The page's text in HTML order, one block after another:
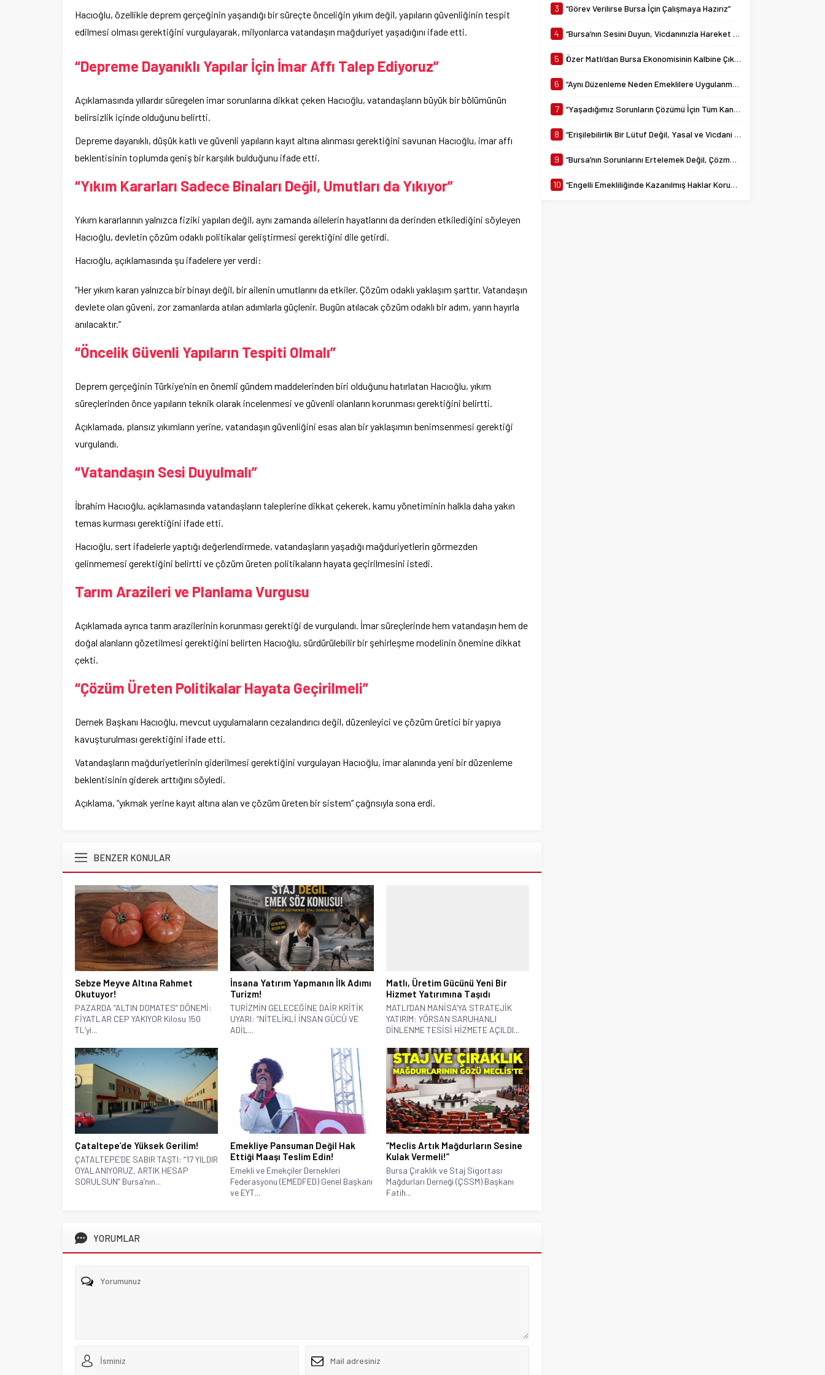
Hacıoğlu, özellikle deprem gerçeğinin yaşandığı bir süreçte önceliğin yıkım değil, yapıların güvenliğinin tespit
edilmesi olması gerektiğini vurgulayarak, milyonlarca vatandaşın mağduriyet yaşadığını ifade etti.
“Depreme Dayanıklı Yapılar İçin İmar Affı Talep Ediyoruz”
Açıklamasında yıllardır süregelen imar sorunlarına dikkat çeken Hacıoğlu, vatandaşların büyük bir bölümünün
belirsizlik içinde olduğunu belirtti.
Depreme dayanıklı, düşük katlı ve güvenli yapıların kayıt altına alınması gerektiğini savunan Hacıoğlu, imar affı
beklentisinin toplumda geniş bir karşılık bulduğunu ifade etti.
“Yıkım Kararları Sadece Binaları Değil, Umutları da Yıkıyor”
Yıkım kararlarının yalnızca fiziki yapıları değil, aynı zamanda ailelerin hayatlarını da derinden etkilediğini söyleyen
Hacıoğlu, devletin çözüm odaklı politikalar geliştirmesi gerektiğini dile getirdi.
Hacıoğlu, açıklamasında şu ifadelere yer verdi:
“Her yıkım kararı yalnızca bir binayı değil, bir ailenin umutlarını da etkiler. Çözüm odaklı yaklaşım şarttır. Vatandaşın
devlete olan güveni, zor zamanlarda atılan adımlarla güçlenir. Bugün atılacak çözüm odaklı bir adım, yarın hayırla
anılacaktır.”
“Öncelik Güvenli Yapıların Tespiti Olmalı”
Deprem gerçeğinin Türkiye’nin en önemli gündem maddelerinden biri olduğunu hatırlatan Hacıoğlu, yıkım
süreçlerinden önce yapıların teknik olarak incelenmesi ve güvenli olanların korunması gerektiğini belirtti.
Açıklamada, plansız yıkımların yerine, vatandaşın güvenliğini esas alan bir yaklaşımın benimsenmesi gerektiği
vurgulandı.
“Vatandaşın Sesi Duyulmalı”
İbrahim Hacıoğlu, açıklamasında vatandaşların taleplerine dikkat çekerek, kamu yönetiminin halkla daha yakın
temas kurması gerektiğini ifade etti.
Hacıoğlu, sert ifadelerle yaptığı değerlendirmede, vatandaşların yaşadığı mağduriyetlerin görmezden
gelinmemesi gerektiğini belirtti ve çözüm üreten politikaların hayata geçirilmesini istedi.
Tarım Arazileri ve Planlama Vurgusu
Açıklamada ayrıca tarım arazilerinin korunması gerektiği de vurgulandı. İmar süreçlerinde hem vatandaşın hem de
doğal alanların gözetilmesi gerektiğini belirten Hacıoğlu, sürdürülebilir bir şehirleşme modelinin önemine dikkat
çekti.
“Çözüm Üreten Politikalar Hayata Geçirilmeli”
Dernek Başkanı Hacıoğlu, mevcut uygulamaların cezalandırıcı değil, düzenleyici ve çözüm üretici bir yapıya
kavuşturulması gerektiğini ifade etti.
Vatandaşların mağduriyetlerinin giderilmesi gerektiğini vurgulayan Hacıoğlu, imar alanında yeni bir düzenleme
beklentisinin giderek arttığını söyledi.
Açıklama, “yıkmak yerine kayıt altına alan ve çözüm üreten bir sistem” çağrısıyla sona erdi.
BENZER KONULAR
Sebze Meyve Altına Rahmet
Okutuyor!
PAZARDA “ALTIN DOMATES” DÖNEMİ:
FİYATLAR CEP YAKIYOR Kilosu 150
TL’yi...
İnsana Yatırım Yapmanın İlk Adımı
Turizm!
TURİZMİN GELECEĞİNE DAİR KRİTİK
UYARI: “NİTELİKLİ İNSAN GÜCÜ VE
ADİL...
Matlı, Üretim Gücünü Yeni Bir
Hizmet Yatırımına Taşıdı
MATLI’DAN MANİSA’YA STRATEJİK
YATIRIM: YÖRSAN SARUHANLI
DİNLENME TESİSİ HİZMETE AÇILDI...
Çataltepe’de Yüksek Gerilim!
ÇATALTEPE’DE SABIR TAŞTI: “17 YILDIR
OYALANIYORUZ, ARTIK HESAP
SORULSUN” Bursa’nın...
Emekliye Pansuman Değil Hak
Ettiği Maaşı Teslim Edin!
Emekli ve Emekçiler Dernekleri
Federasyonu (EMEDFED) Genel Başkanı
ve EYT...
“Meclis Artık Mağdurların Sesine
Kulak Vermeli!”
Bursa Çıraklık ve Staj Sigortası
Mağdurları Derneği (ÇSSM) Başkanı
Fatih...
YORUMLAR
yürürlüğe giren 7538...
3 “Görev Verilirse Bursa İçin Çalışmaya Hazırız”
4 “Bursa’nın Sesini Duyun, Vicdanınızla Hareket Edin”
5 Özer Matlı’dan Bursa Ekonomisinin Kalbine Çıkarma
6 “Aynı Düzenleme Neden Emeklilere Uygulanmadı?”
7 “Yaşadığımız Sorunların Çözümü İçin Tüm Kanalları Denedik”
8 “Erişilebilirlik Bir Lütuf Değil, Yasal ve Vicdani Bir Sorumluluktur”
9 “Bursa’nın Sorunlarını Ertelemek Değil, Çözmek İçin Yola Çıktık”
10 “Engelli Emekliliğinde Kazanılmış Haklar Korunmalı, Belirsizlikler Son Bulmalı”